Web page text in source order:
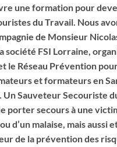
une formation pour
du Travail. Nous
de Monsieur
société FSI Lorraine,
le Réseau Prévention
et formateurs en
Un Sauveteur Secouriste
porter secours à une
d’un malaise, mais aussi
de la prévention des